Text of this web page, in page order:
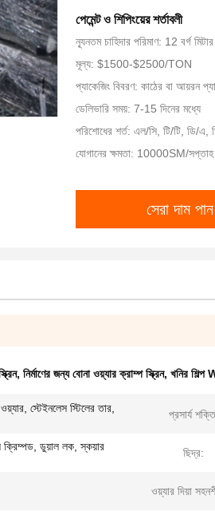
পেমেন্ট ও শিপিংয়ের শর্তাবলী
ন্যূনতম চাহিদার পরিমাণ: 12 বর্গ মিটার
মূল্য: $1500-$2500/TON
প্যাকেজিং বিবরণ: কাঠের বা আয়রন
ডেলিভারি সময়: 7-15 দিনের মধ্যে
পরিশোধের শর্ত: এল/সি, টি/টি, ডি/এ,
যোগানের ক্ষমতা: 10000SM/সপ্তাহ
সেরা দাম পান
, নির্মাণের জন্য বোনা ওয়্যার ক্রাম্প স্ক্রিন, খনির
ওয়্যার, স্টেইনলেস স্টিলের তার,
প্রসার্য
ক্রিম্পড, ডুয়াল লক, স্কয়ার
ছিদ্র:
ওয়্যার দিয়া